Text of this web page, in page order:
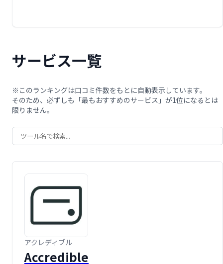
サービス一覧
※このランキングは口コミ件数をもとに自動表示しています。
そのため、必ずしも「最もおすすめのサービス」が1位になるとは
限りません。
アクレディブル
Accredible